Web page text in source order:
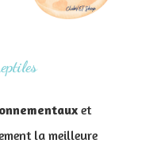
et
la meilleure